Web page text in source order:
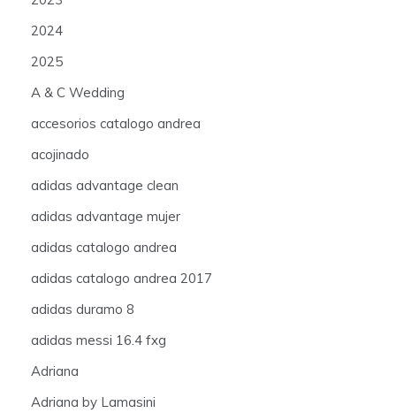
2024
2025
A & C Wedding
accesorios catalogo andrea
acojinado
adidas advantage clean
adidas advantage mujer
adidas catalogo andrea
adidas catalogo andrea 2017
adidas duramo 8
adidas messi 16.4 fxg
Adriana
Adriana by Lamasini